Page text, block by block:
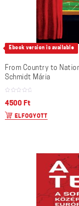
Ebook version is available
From Country to
Schmidt Mária
4500 Ft
ELFOGYOTT